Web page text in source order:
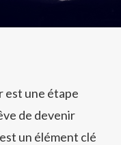
est une étape
de devenir
un élément clé